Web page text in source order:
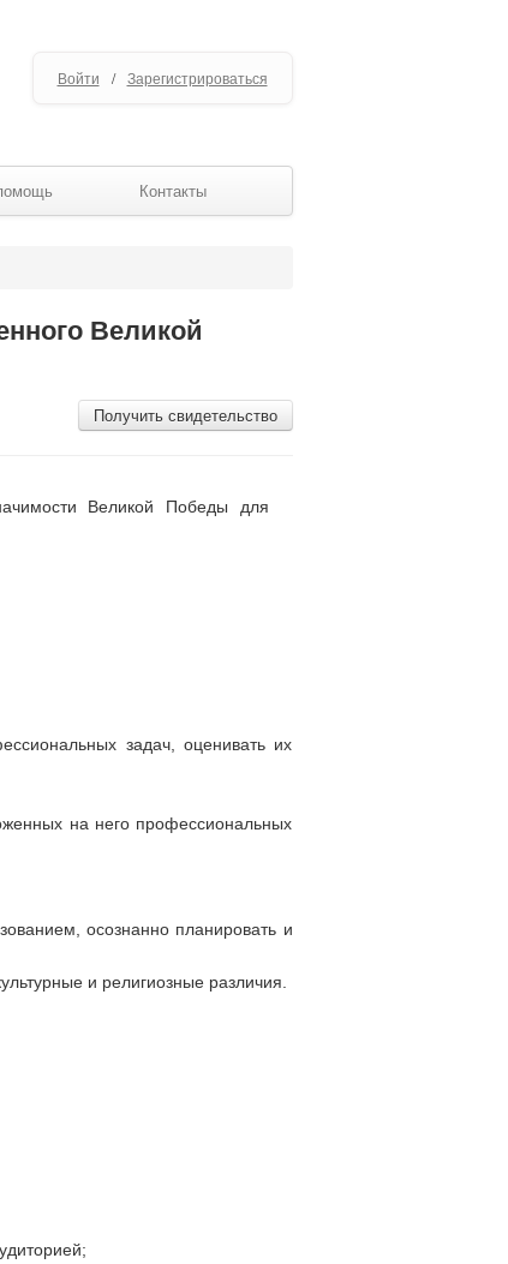
Войти / Зарегистрироваться
Контакты
Великой
Получить свидетельство
Великой Победы для
задач, оценивать их
на него профессиональных
осознанно планировать и
и религиозные различия.